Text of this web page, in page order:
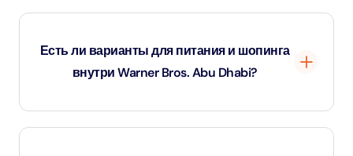
Посетители обычно проводят от 4 до 6 часов,
вариантами питания. Чтобы полностью ознакомиться
со всеми зонами, рекомендуется выделить полдня или
Есть ли варианты для питания и шопинга
внутри Warner Bros. Abu Dhabi?
Да, в парке есть тематические рестораны,